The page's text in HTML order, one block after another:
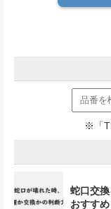
※「
蛇口交
おすすめ